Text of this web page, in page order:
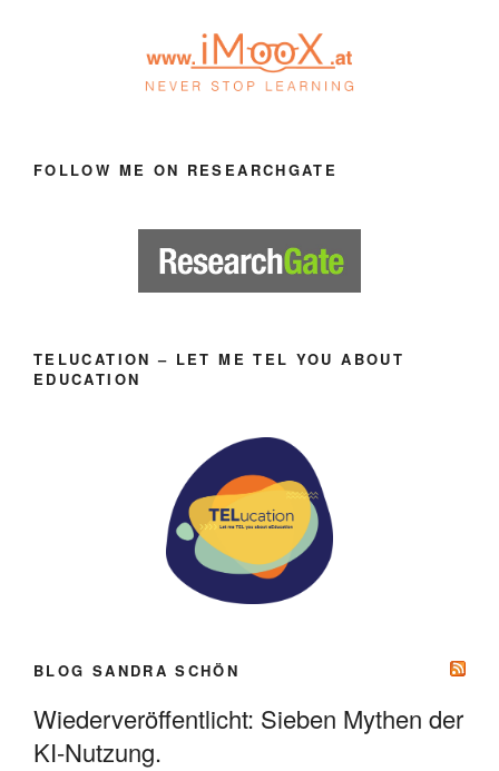
FOLLOW ME ON RESEARCHGATE
TELUCATION – LET ME TEL YOU ABOUT
EDUCATION
BLOG SANDRA SCHÖN
Wiederveröffentlicht: Sieben Mythen der
KI-Nutzung.